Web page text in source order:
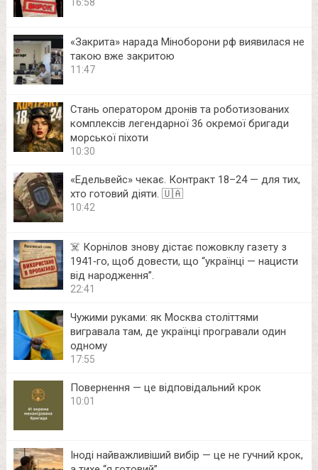
16:58
«Закрита» нарада Міноборони рф виявилася не
такою вже закритою
11:47
Стань оператором дронів та роботизованих
комплексів легендарної 36 окремої бригади
морської піхоти
10:30
«Едельвейс» чекає. Контракт 18–24 — для тих,
хто готовий діяти. 🇺🇦
10:42
☠️ Корнілов знову дістає пожовклу газету з
1941‑го, щоб довести, що “українці — нацисти
від народження”.
22:41
Чужими руками: як Москва століттями
вигравала там, де українці програвали один
одному
17:55
Повернення — це відповідальний крок
10:01
Іноді найважливіший вибір — це не гучний крок,